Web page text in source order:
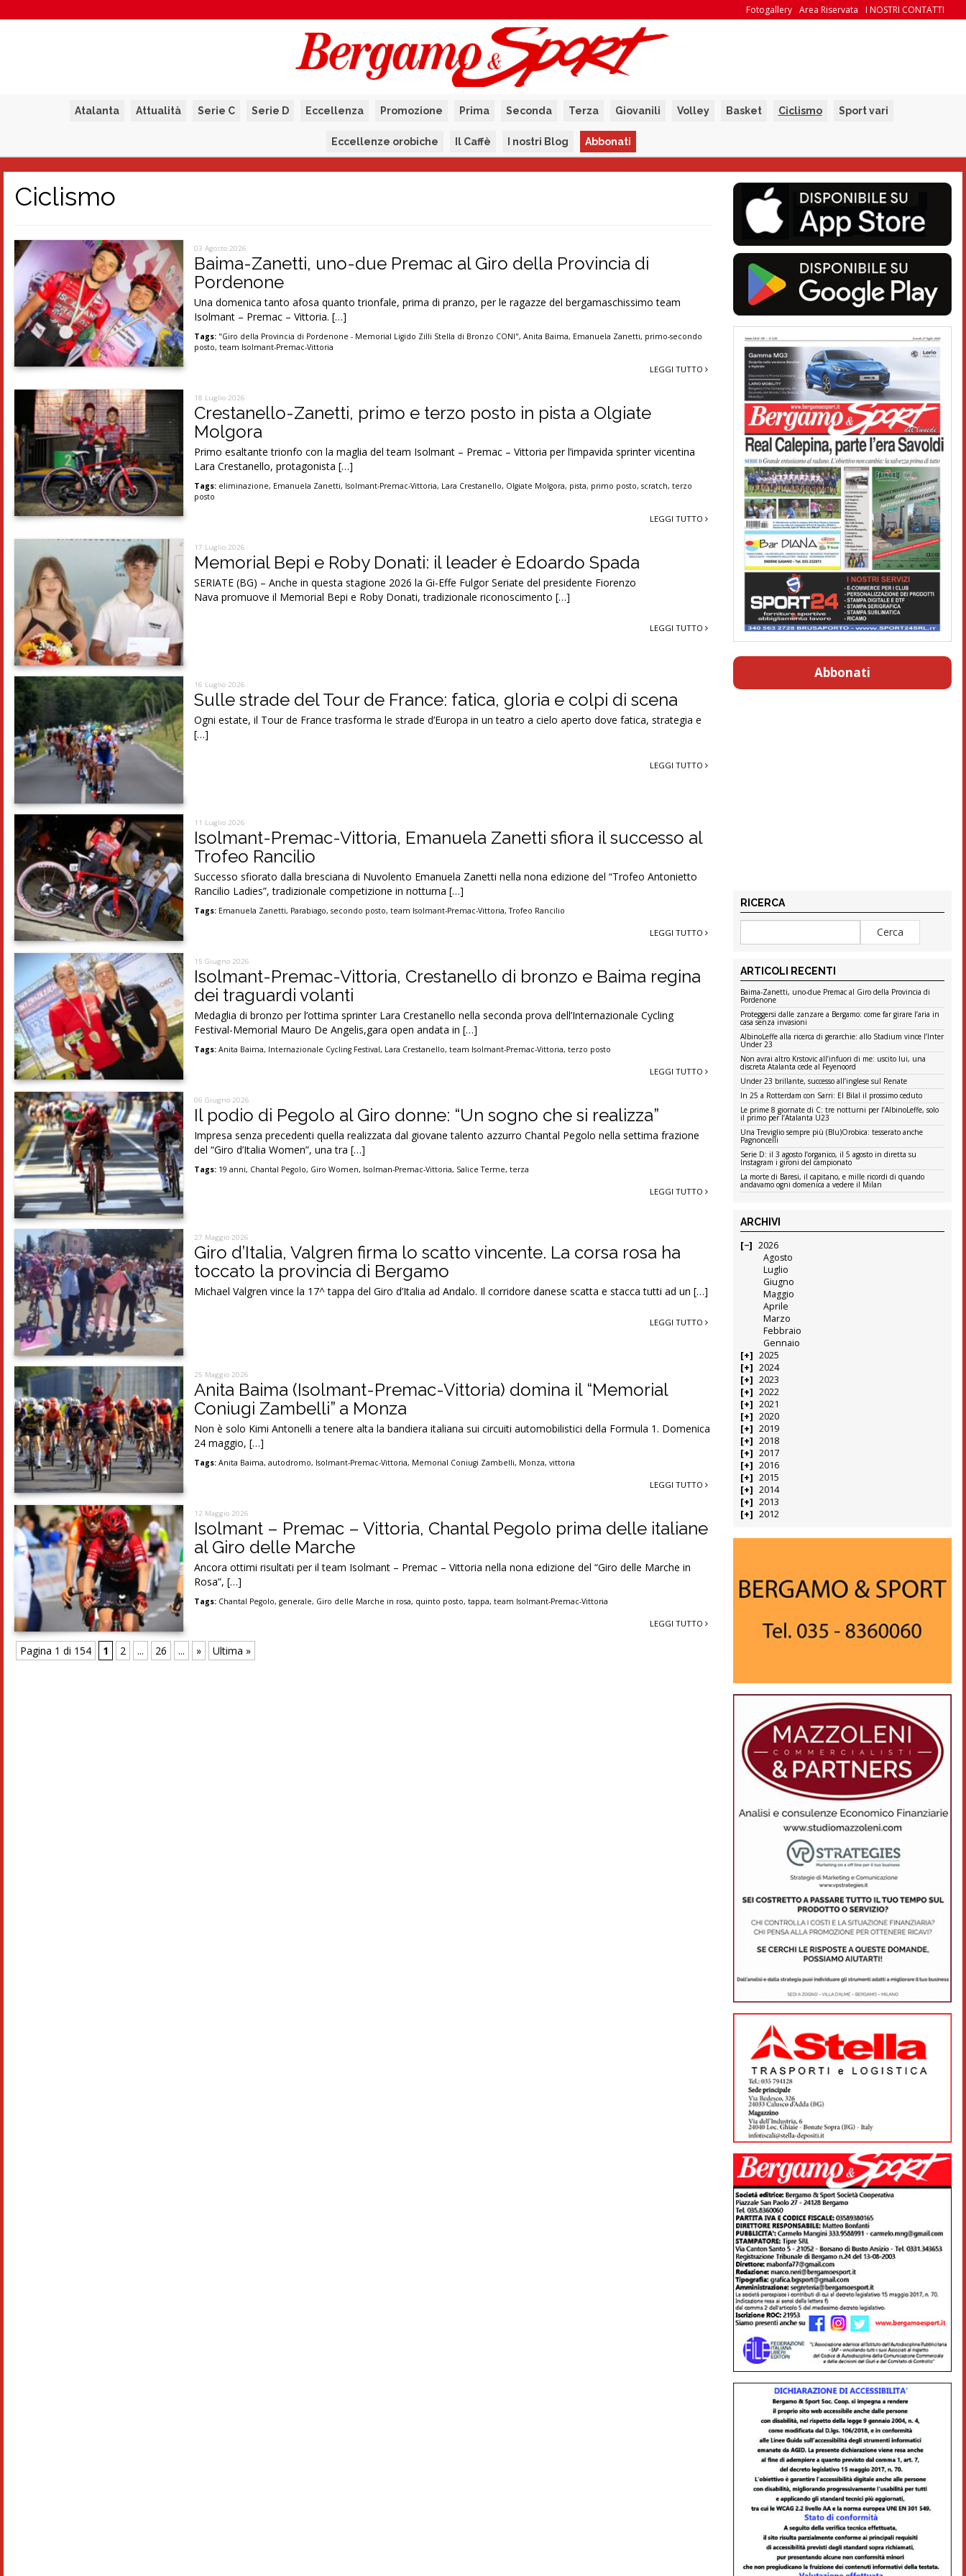
I NOSTRI CONTATTI
Area Riservata
Fotogallery
Atalanta Attualità Serie C Serie D Eccellenza Promozione Prima Seconda Terza Giovanili Volley Basket Ciclismo Sport vari
Eccellenze orobiche Il Caffè I nostri Blog Abbonati
Ciclismo
03 Agosto 2026
Baima-Zanetti, uno-due Premac al Giro della Provincia di
Pordenone
Una domenica tanto afosa quanto trionfale, prima di pranzo, per le ragazze del bergamaschissimo team
Isolmant – Premac – Vittoria. […]
Tags: "Giro della Provincia di Pordenone - Memorial Ligido Zilli Stella di Bronzo CONI",Anita Baima, Emanuela Zanetti, primo-secondo
posto,team Isolmant-Premac-Vittoria
LEGGI TUTTO
18 Luglio 2026
Crestanello-Zanetti, primo e terzo posto in pista a Olgiate
Molgora
Primo esaltante trionfo con la maglia del team Isolmant – Premac – Vittoria per l’impavida sprinter vicentina
Lara Crestanello, protagonista […]
Tags: eliminazione, Emanuela Zanetti, Isolmant-Premac-Vittoria, Lara Crestanello, Olgiate Molgora, pista, primo posto,scratch,terzo
posto
LEGGI TUTTO
17 Luglio 2026
Memorial Bepi e Roby Donati: il leader è Edoardo Spada
SERIATE (BG) – Anche in questa stagione 2026 la Gi-Effe Fulgor Seriate del presidente Fiorenzo
Nava promuove il Memorial Bepi e Roby Donati, tradizionale riconoscimento […]
LEGGI TUTTO
16 Luglio 2026
Sulle strade del Tour de France: fatica, gloria e colpi di scena
Ogni estate, il Tour de France trasforma le strade d’Europa in un teatro a cielo aperto dove fatica, strategia e
[…]
LEGGI TUTTO
11 Luglio 2026
Isolmant-Premac-Vittoria, Emanuela Zanetti sfiora il successo al
Trofeo Rancilio
Successo sfiorato dalla bresciana di Nuvolento Emanuela Zanetti nella nona edizione del “Trofeo Antonietto
Rancilio Ladies”, tradizionale competizione in notturna […]
Tags: Emanuela Zanetti, Parabiago,secondo posto,team Isolmant-Premac-Vittoria,Trofeo Rancilio
LEGGI TUTTO
15 Giugno 2026
Isolmant-Premac-Vittoria, Crestanello di bronzo e Baima regina
dei traguardi volanti
Medaglia di bronzo per l’ottima sprinter Lara Crestanello nella seconda prova dell’Internazionale Cycling
Festival-Memorial Mauro De Angelis,gara open andata in […]
Tags: Anita Baima, Internazionale Cycling Festival, Lara Crestanello,team Isolmant-Premac-Vittoria,terzo posto
LEGGI TUTTO
06 Giugno 2026
Il podio di Pegolo al Giro donne: “Un sogno che si realizza”
Impresa senza precedenti quella realizzata dal giovane talento azzurro Chantal Pegolo nella settima frazione
del “Giro d’Italia Women”, una tra […]
Tags: 19 anni, Chantal Pegolo, Giro Women, Isolman-Premac-Vittoria, Salice Terme,terza
LEGGI TUTTO
27 Maggio 2026
Giro d’Italia, Valgren firma lo scatto vincente. La corsa rosa ha
toccato la provincia di Bergamo
Michael Valgren vince la 17^ tappa del Giro d’Italia ad Andalo. Il corridore danese scatta e stacca tutti ad un […]
LEGGI TUTTO
25 Maggio 2026
Anita Baima (Isolmant-Premac-Vittoria) domina il “Memorial
Coniugi Zambelli” a Monza
Non è solo Kimi Antonelli a tenere alta la bandiera italiana sui circuiti automobilistici della Formula 1. Domenica
24 maggio, […]
Tags: Anita Baima,autodromo, Isolmant-Premac-Vittoria, Memorial Coniugi Zambelli, Monza,vittoria
LEGGI TUTTO
12 Maggio 2026
Isolmant – Premac – Vittoria, Chantal Pegolo prima delle italiane
al Giro delle Marche
Ancora ottimi risultati per il team Isolmant – Premac – Vittoria nella nona edizione del “Giro delle Marche in
Rosa”, […]
Tags: Chantal Pegolo,generale, Giro delle Marche in rosa, quinto posto,tappa,team Isolmant-Premac-Vittoria
LEGGI TUTTO
Pagina 1 di 154 1 2 ... 26 ... » Ultima »
Abbonati
RICERCA
ARTICOLI RECENTI
Baima-Zanetti, uno-due Premac al Giro della Provincia di
Pordenone
Proteggersi dalle zanzare a Bergamo: come far girare l’aria in
casa senza invasioni
AlbinoLeffe alla ricerca di gerarchie: allo Stadium vince l’Inter
Under 23
Non avrai altro Krstovic all’infuori di me: uscito lui, una
discreta Atalanta cede al Feyenoord
Under 23 brillante, successo all’inglese sul Renate
In 25 a Rotterdam con Sarri: El Bilal il prossimo ceduto
Le prime 8 giornate di C: tre notturni per l’AlbinoLeffe, solo
il primo per l’Atalanta U23
Una Treviglio sempre più (Blu)Orobica: tesserato anche
Pagnoncelli
Serie D: il 3 agosto l’organico, il 5 agosto in diretta su
Instagram i gironi del campionato
La morte di Baresi, il capitano, e mille ricordi di quando
andavamo ogni domenica a vedere il Milan
ARCHIVI
2026
Agosto
Luglio
Giugno
Maggio
Aprile
Marzo
Febbraio
Gennaio
2025
2024
2023
2022
2021
2020
2019
2018
2017
2016
2015
2014
2013
2012